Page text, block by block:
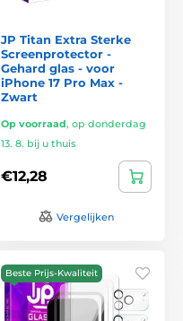
JP Titan Extra Sterke
Screenprotector -
Gehard glas - voor
iPhone 17 Pro Max -
Zwart
Op voorraad, op donderdag
13. 8. bij u thuis
€12,28
Vergelijken
Beste Prijs-Kwaliteit